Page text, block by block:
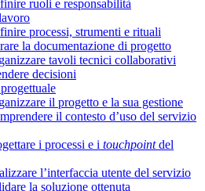
ruoli e responsabilità
processi, strumenti e rituali
la documentazione di progetto
tavoli tecnici collaborativi
decisioni
il progetto e la sua gestione
il contesto d’uso del servizio
i processi e i touchpointdel
l’interfaccia utente del servizio
la soluzione ottenuta